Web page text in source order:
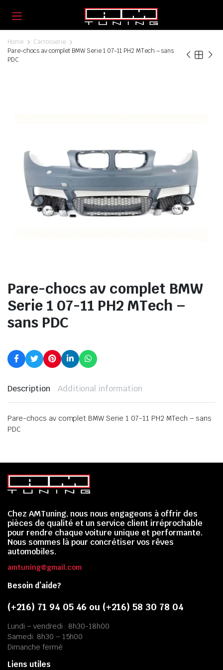
Home
Carrosserie
Pare-chocs av complet BMW Serie 1 07-11 PH2 MTech – sans
PDC
Pare-chocs av complet BMW
Serie 1 07-11 PH2 MTech –
sans PDC
Description Additional information
Pare-chocs av complet BMW Serie 1 07-11 PH2 MTech – sans
PDC
Chez AMTuning, nous nous engageons à offrir des
pièces de qualité et un service client irréprochable
pour rendre chaque voiture unique et performante.
Nous sommes là pour concrétiser vos rêves
automobiles.
amtuning@gmail.com
Besoin d’aide?
(+216) 71 94 05 46 ou (+216) 58 30 78 04
Lundi – vendredi : 8h30-18h00
Samedi: 8h30 – 15h00
Dimanche fermé
Liens utiles